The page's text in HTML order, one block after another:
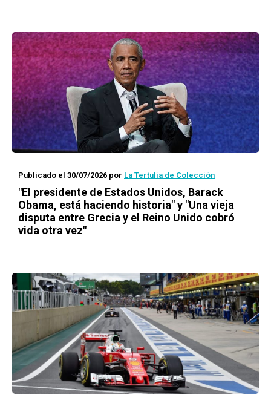
Publicado el 30/07/2026 por La Tertulia de Colección
"El presidente de Estados Unidos, Barack
Obama, está haciendo historia" y "Una vieja
disputa entre Grecia y el Reino Unido cobró
vida otra vez"